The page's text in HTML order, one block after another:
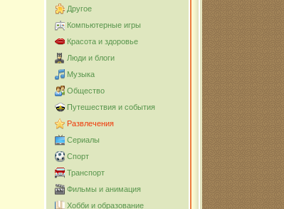
Другое
Компьютерные игры
Красота и здоровье
Люди и блоги
Музыка
Общество
Путешествия и события
Развлечения
Сериалы
Спорт
Транспорт
Фильмы и анимация
Хобби и образование